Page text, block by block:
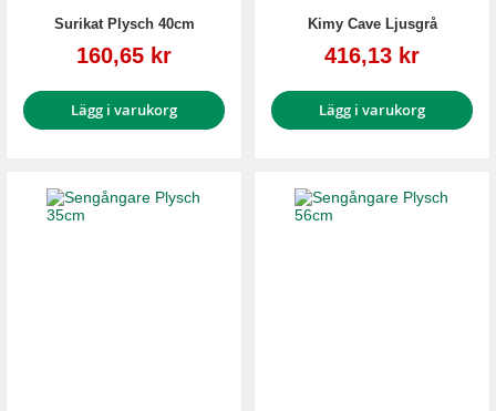
Surikat Plysch 40cm
Reapris
160,65 kr
Lägg i varukorg
Kimy Cave Ljusgrå
Reapris
416,13 kr
Lägg i varukorg